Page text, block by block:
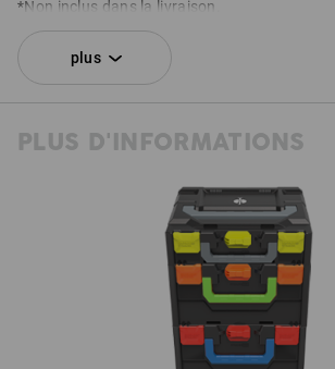
*Non inclus dans la livraison.
Livré sans contenu.
1x STRAUSSbox 145 large N
Fermetures STRAUSSbox
Poignée avant STRAUSSbox uni + poignée
plus
PLUS D'INFORMATIONS